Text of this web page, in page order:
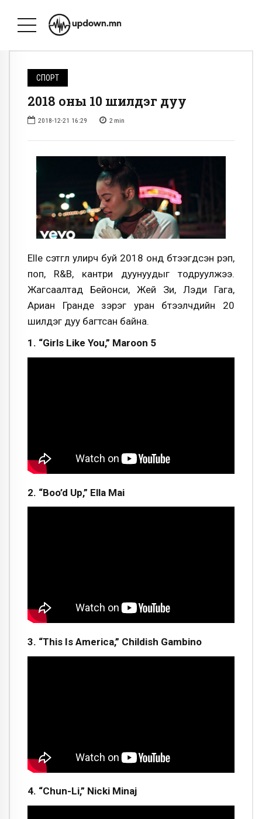
СПОРТ
2018 оны 10 шилдэг дуу
2018-12-21 16:29 2 min
Elle сэтгүүл улирч буй 2018 онд бүтээгдсэн рэп,
поп, R&B, кантри дуунуудыг тодруулжээ.
Жагсаалтад Бейонси, Жей Зи, Лэди Гага,
Ариан Гранде зэрэг уран бүтээлчдийн 20
шилдэг дуу багтсан байна.
1. “Girls Like You,” Maroon 5
2. “Boo’d Up,” Ella Mai
3. “This Is America,” Childish Gambino
4. “Chun-Li,” Nicki Minaj